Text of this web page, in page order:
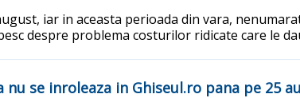
iar in aceasta perioada din vara,
despre problema costurilor ridicate care le
se inroleaza in Ghiseul.ro pana pe 25